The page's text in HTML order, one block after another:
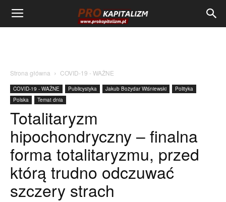
Strona główna COVID-19 - WAŻNE
COVID-19 - WAŻNE Publicystyka Jakub Bożydar Wiśniewski
Polityka
Polska
Temat dnia
Totalitaryzm
hipochondryczny – finalna
forma totalitaryzmu, przed
którą trudno odczuwać
szczery strach